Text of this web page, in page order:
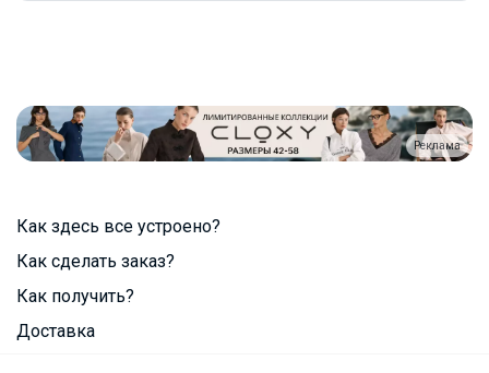
Реклама
Как здесь все устроено?
Как сделать заказ?
Как получить?
Доставка